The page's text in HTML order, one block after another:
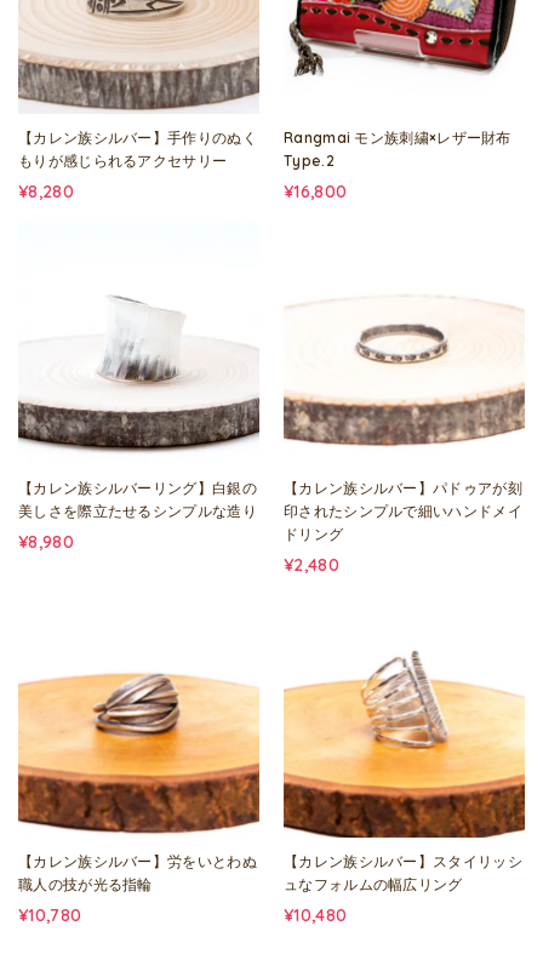
【カレン族シルバー】手作りのぬく
もりが感じられるアクセサリー
¥8,280
Rangmai モン族刺繍×レザー財布
Type.2
¥16,800
【カレン族シルバーリング】白銀の
美しさを際立たせるシンプルな造り
¥8,980
【カレン族シルバー】パドゥアが刻
印されたシンプルで細いハンドメイ
ドリング
¥2,480
【カレン族シルバー】労をいとわぬ
職人の技が光る指輪
¥10,780
【カレン族シルバー】スタイリッシ
ュなフォルムの幅広リング
¥10,480